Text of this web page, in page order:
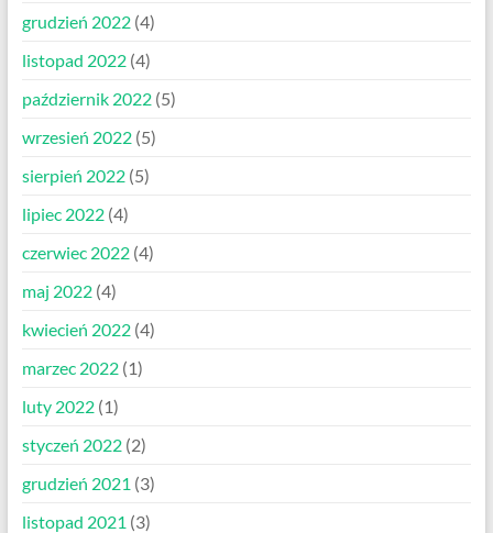
grudzień 2022(4)
listopad 2022(4)
październik 2022(5)
wrzesień 2022(5)
sierpień 2022(5)
lipiec 2022(4)
czerwiec 2022(4)
maj 2022(4)
kwiecień 2022(4)
marzec 2022(1)
luty 2022(1)
styczeń 2022(2)
grudzień 2021 (3)
listopad 2021 (3)